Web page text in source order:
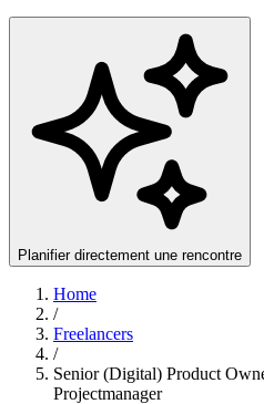
Planifier directement une rencontre
Home
/
Freelancers
/
Senior (Digital) Product
Projectmanager